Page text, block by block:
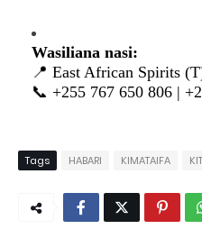
Wasiliana nasi:
📍 East African Spirits
📞 +255 767 650 806 |
Tags HABARI KIMATAIFA